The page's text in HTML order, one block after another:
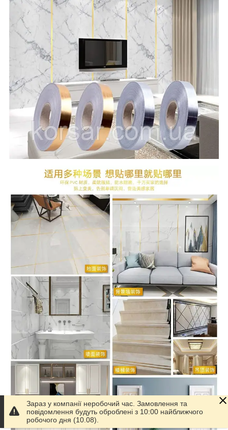
Зараз у компанії неробочий час. Замовлення та
повідомлення будуть оброблені з 10:00 найближчого
робочого дня (10.08).